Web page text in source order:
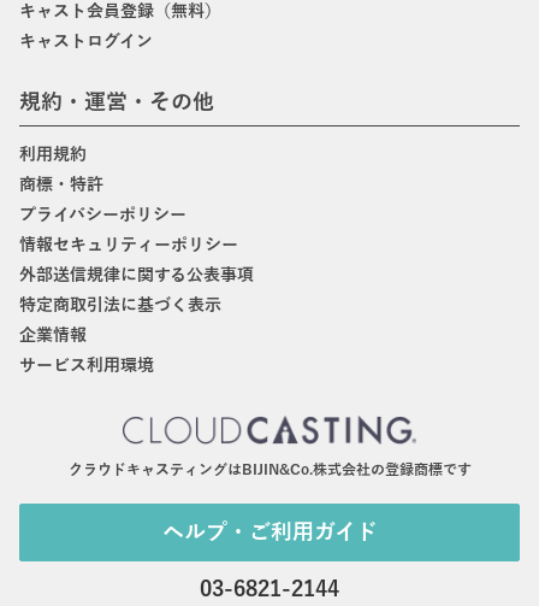
キャスト会員登録（無料）
キャストログイン
規約・運営・その他
利用規約
商標・特許
プライバシーポリシー
情報セキュリティーポリシー
外部送信規律に関する公表事項
特定商取引法に基づく表示
企業情報
サービス利用環境
クラウドキャスティングはBIJIN&Co.株式会社の登録商標です
ヘルプ・ご利用ガイド
03-6821-2144